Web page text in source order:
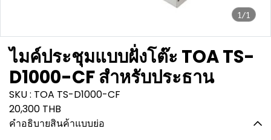
1/1
ไมค์ประชุมแบบฝั่งโต๊ะ TOA TS-
D1000-CF สำหรับประธาน
SKU : TOA TS-D1000-CF
20,300 THB
คำอธิบายสินค้าแบบย่อ